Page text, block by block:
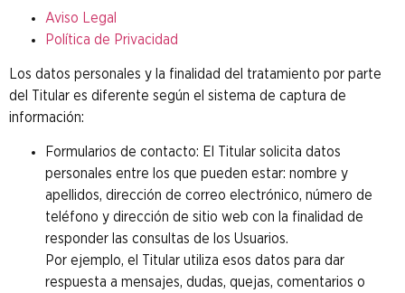
Aviso Legal
Política de Privacidad
Los datos personales y la finalidad del tratamiento por parte
del Titular es diferente según el sistema de captura de
información:
Formularios de contacto: El Titular solicita datos
personales entre los que pueden estar: nombre y
apellidos, dirección de correo electrónico, número de
teléfono y dirección de sitio web con la finalidad de
responder las consultas de los Usuarios.
Por ejemplo, el Titular utiliza esos datos para dar
respuesta a mensajes, dudas, quejas, comentarios o